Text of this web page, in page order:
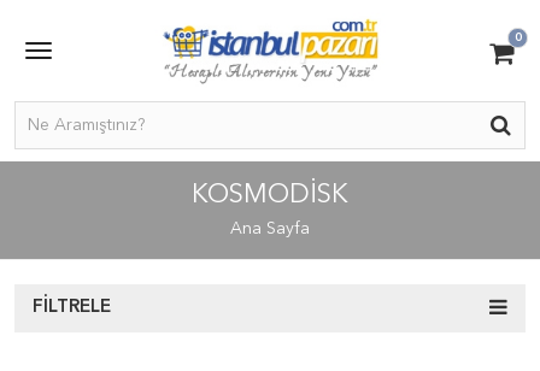
0
KOSMODİSK
Ana Sayfa
FILTRELE